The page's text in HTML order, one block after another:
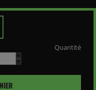
Quantité